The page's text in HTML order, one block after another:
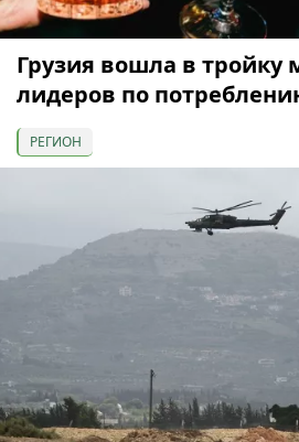
Грузия вошла в тройку
лидеров по
РЕГИОН